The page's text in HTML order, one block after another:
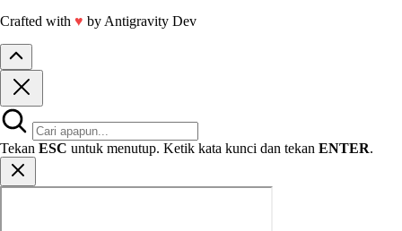
Crafted with ♥ by Antigravity Dev
Tekan ESC untuk menutup. Ketik kata kunci dan tekan ENTER.